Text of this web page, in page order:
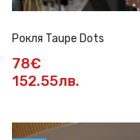
Рокля Taupe Dots
78€
152.55лв.